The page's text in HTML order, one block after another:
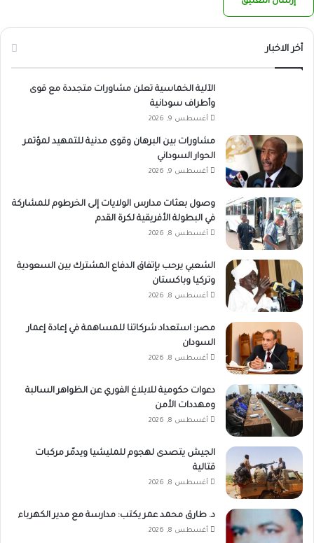
أخر الاخبار
الآلية الخماسية تعلن مشاورات متجددة مع قوى
وأطراف سودانية
أغسطس 9, 2026
مشاورات بين البرهان وقوى مدنية للتمهيد لمؤتمر
الحوار السوداني
أغسطس 9, 2026
وصول بعثات مدارس الولايات إلى الخرطوم للمشاركة
في البطولة الأفريقية لكرة القدم
أغسطس 8, 2026
الشعبي يرحب بإتفاق الدفاع المشترك بين السعودية
وتركيا وباكستان
أغسطس 8, 2026
مصر: استعداد شركاتنا للمساهمة في إعادة إعمار
السودان
أغسطس 8, 2026
دعوات حكومية للابلاغ الفوري عن الظواهر السالبة
ومهددات الأمن
أغسطس 8, 2026
الجيش يتصدى لهجوم للمليشيا ويدمّر مركبات
قتالية
أغسطس 8, 2026
د. طارق محمد عمر يكتب: مدارسة مع مدير الكهرباء
أغسطس 8, 2026